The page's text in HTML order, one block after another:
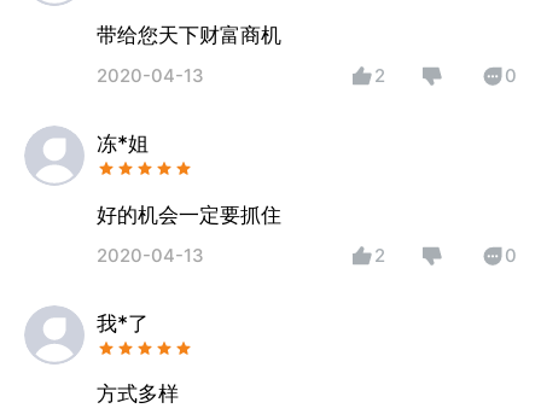
带给您天下财富商机
2020-04-13 2 0
冻*姐
好的机会一定要抓住
2020-04-13 2 0
我*了
方式多样